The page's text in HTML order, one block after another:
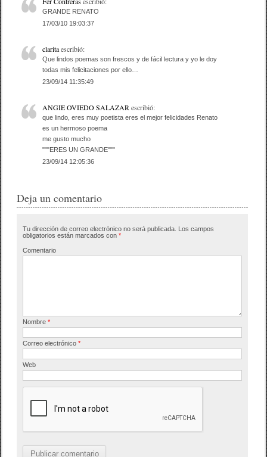
GRANDE RENATO
17/03/10 19:03:37
claritaescribió:
Que lindos poemas son frescos y de fácil lectura y yo le doy
todas mis felicitaciones por ello…
23/09/14 11:35:49
ANGIE OVIEDO SALAZAR escribió:
que lindo, eres muy poetista eres el mejor felicidades Renato
es un hermoso poema
me gusto mucho
"""ERES UN GRANDE"""
23/09/14 12:05:36
Deja un comentario
Tu dirección de correo electrónico no será publicada. Los campos
obligatorios están marcados con*
Comentario
Nombre*
Correo electrónico*
Web